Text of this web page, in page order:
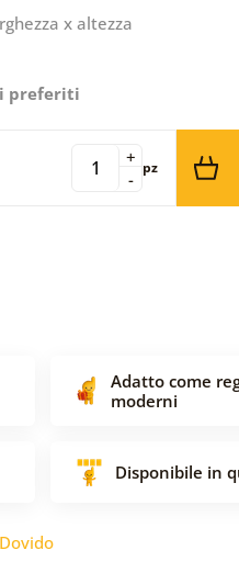
x altezza
preferiti
-
+ pz
Adatto come
moderni
Disponibile in
Dovido